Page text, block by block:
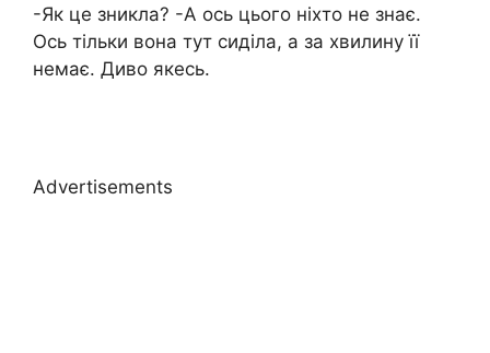
-Як це зникла? -А ось цього ніхто не знає.
Ось тільки вона тут сиділа, а за хвилину її
немає. Диво якесь.
Advertisements